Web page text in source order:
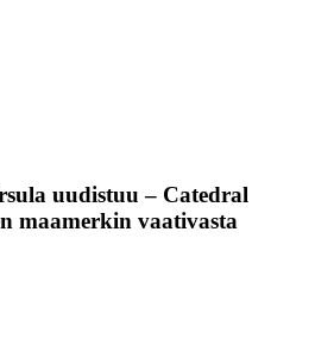
uudistuu – Catedral
maamerkin vaativasta